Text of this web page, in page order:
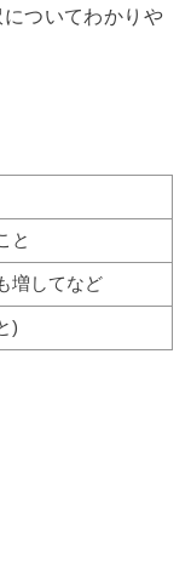
ついてわかりや
と
増してなど
)